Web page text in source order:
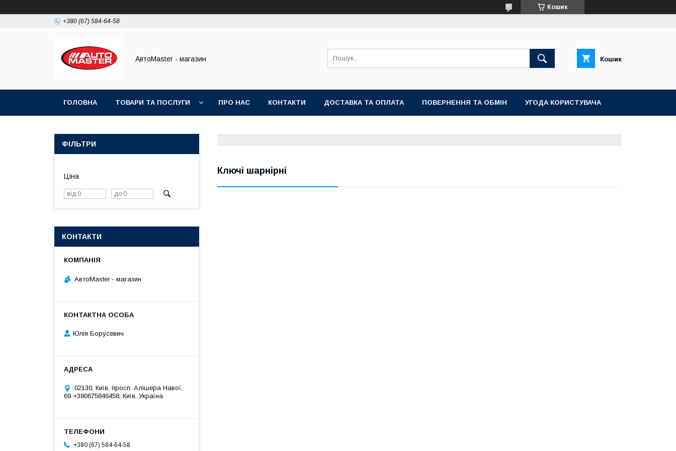
Кошик
+380 (67) 584-64-58
АвтоMaster - магазин Кошик
ГОЛОВНА ТОВАРИ ТА ПОСЛУГИ ПРО НАС КОНТАКТИ ДОСТАВКА ТА ОПЛАТА ПОВЕРНЕННЯ ТА ОБМІН УГОДА КОРИСТУВАЧА
Ключі шарнірні
ФІЛЬТРИ
Ціна
КОНТАКТИ
АвтоMaster - магазин
Юлія Борусевич
02130, Київ, просп. Алішера Навої,
69 +380675846458, Київ, Україна
+380 (67) 584-64-58